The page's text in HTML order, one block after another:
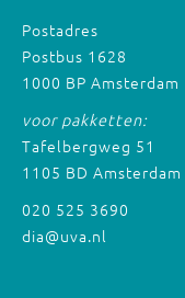
Postadres
Postbus 1628
1000 BP Amsterdam
voor pakketten:
Tafelbergweg 51
1105 BD Amsterdam
020 525 3690
dia@uva.nl